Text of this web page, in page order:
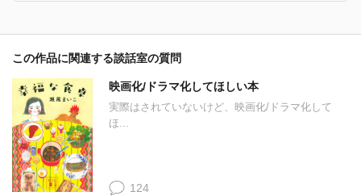
この作品に関連する談話室の質問
映画化/ドラマ化してほしい本
実際はされていないけど、映画化/ドラマ化して
ほ...
124